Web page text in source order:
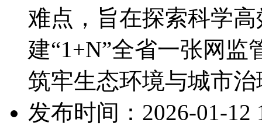
难点，旨在探索科学
建“1+N”全省一张网
筑牢生态环境与城市
发布时间：2026-01-12